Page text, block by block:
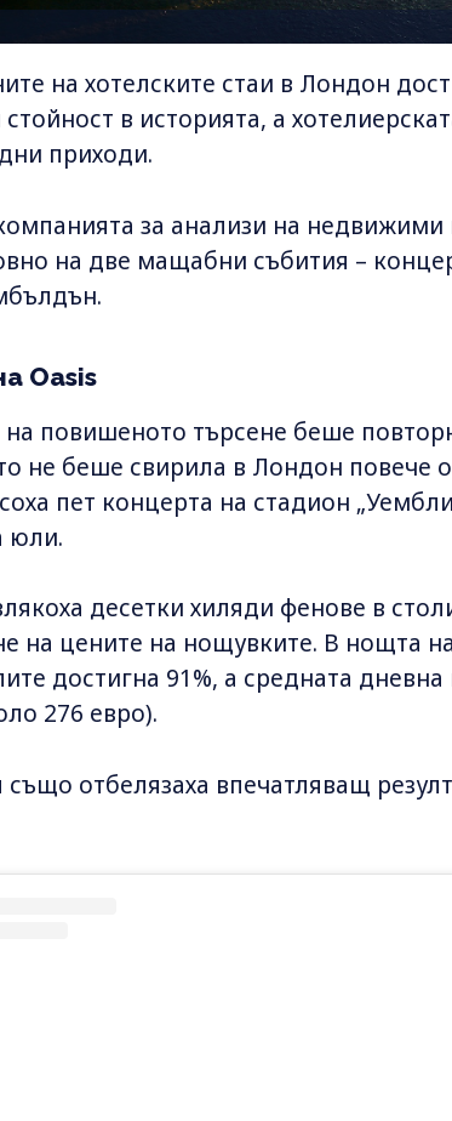
на хотелските стаи в Лондон
стойност в историята, а
приходи.
за анализи на недвижими
на две мащабни събития –
Oasis
повишеното търсене беше
не беше свирила в Лондон повече
пет концерта на стадион
юли.
десетки хиляди фенове в
на цените на нощувките. В нощта
достигна 91%, а средната
276 евро).
също отбелязаха впечатляващ